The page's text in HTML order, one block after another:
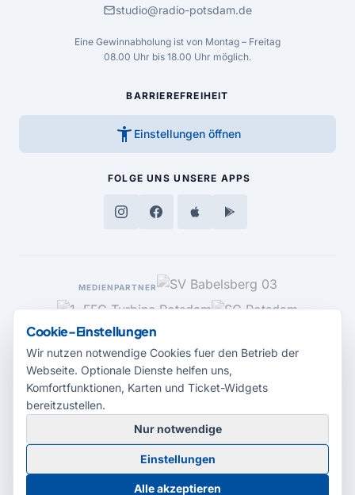
mailstudio@radio-potsdam.de
Eine Gewinnabholung ist von Montag – Freitag
08.00 Uhr bis 18.00 Uhr möglich.
BARRIEREFREIHEIT
accessibility_new Einstellungen öffnen
FOLGE UNS UNSERE APPS
MEDIENPARTNER
© 2026 Radio Potsdam. Webseite entwickelt durch dieMedienagentur
Babelsberg
BarrierefreiheitserklärungAGBDatenschutzImpressum
Cookie-Einstellungen
Wir nutzen notwendige Cookies fuer den Betrieb der
Webseite. Optionale Dienste helfen uns,
Komfortfunktionen, Karten und Ticket-Widgets
bereitzustellen.
Nur notwendige
Einstellungen
Alle akzeptieren